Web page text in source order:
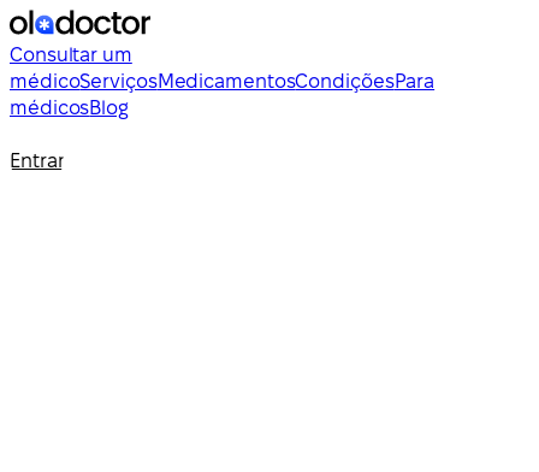
Consultar um
médicoServiçosMedicamentosCondiçõesPara
médicosBlog
Entrar